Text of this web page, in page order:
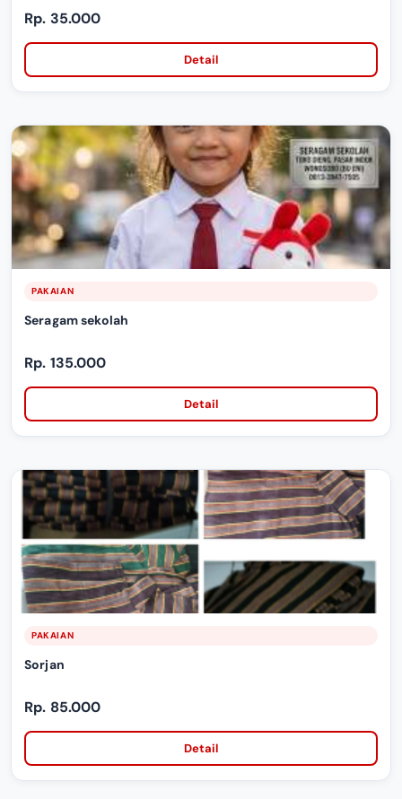
Rp. 35.000
Detail
PAKAIAN
Seragam sekolah
Rp. 135.000
Detail
PAKAIAN
Sorjan
Rp. 85.000
Detail